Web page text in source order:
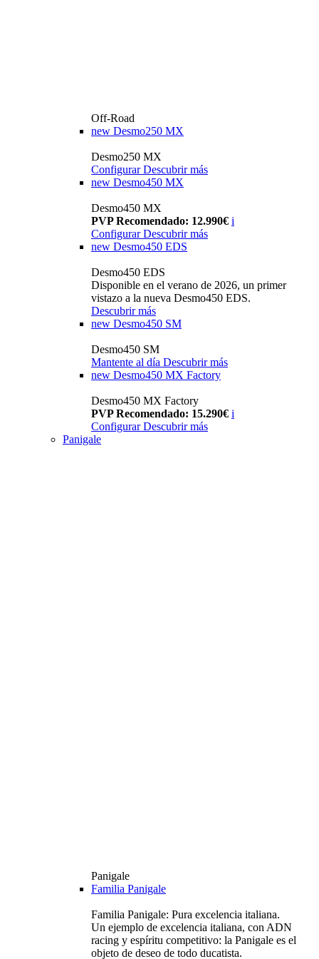
Off-Road
new Desmo250 MX
Desmo250 MX
Configurar Descubrir más
new Desmo450 MX
Desmo450 MX
PVP Recomendado: 12.990€ i
Configurar Descubrir más
new Desmo450 EDS
Desmo450 EDS
Disponible en el verano de 2026, un primer
vistazo a la nueva Desmo450 EDS.
Descubrir más
new Desmo450 SM
Desmo450 SM
Mantente al día Descubrir más
new Desmo450 MX Factory
Desmo450 MX Factory
PVP Recomendado: 15.290€ i
Configurar Descubrir más
Panigale
Panigale
Familia Panigale
Familia Panigale: Pura excelencia italiana.
Un ejemplo de excelencia italiana, con ADN
racing y espíritu competitivo: la Panigale es el
objeto de deseo de todo ducatista.